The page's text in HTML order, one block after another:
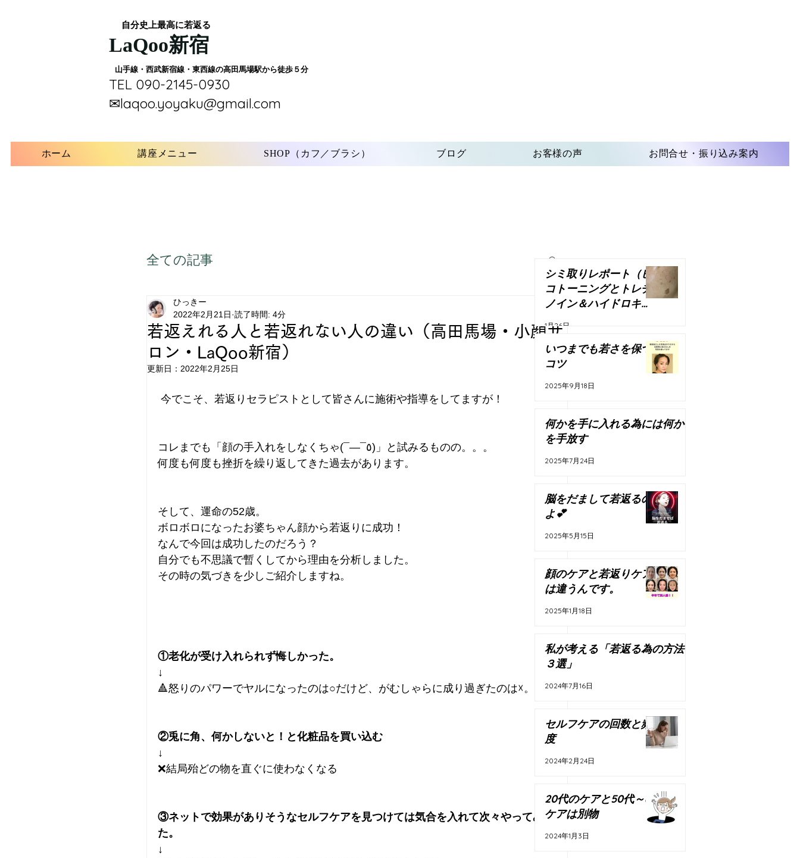
​自分史上最高に若返る
​LaQoo新宿
​山手線・西武新宿線・東西線の高田馬場駅から徒歩５分
​TEL 090-2145-0930
​✉laqoo.yoyaku@gmail.com
ホーム 講座メニュー SHOP（カフ／ブラシ） ブログ お客様の声 お問合せ・振り込み案内
全ての記事
若返えれる人と若返れない人の違い（高田馬場・小顔サ
ロン・LaQoo新宿）
ひっきー
2022年2月21日 読了時間: 4分
更新日： 2022年2月25日
今でこそ、若返りセラピストとして皆さんに施術や指導をしてますが！
コレまでも「顔の手入れをしなくちゃ(¯―¯٥)」と試みるものの。。。
何度も何度も挫折を繰り返してきた過去があります。
そして、運命の52歳。
ボロボロになったお婆ちゃん顔から若返りに成功！
なんで今回は成功したのだろう？
自分でも不思議で暫くしてから理由を分析しました。
その時の気づきを少しご紹介しますね。
①老化が受け入れられず悔しかった。
↓
🔺怒りのパワーでヤルになったのは○だけど、がむしゃらに成り過ぎたのは☓。
②兎に角、何かしないと！と化粧品を買い込む
↓
❌結局殆どの物を直ぐに使わなくなる
③ネットで効果がありそうなセルフケアを見つけては気合を入れて次々やってみ
た。
↓
シミ取りレポート（ピ
コトーニングとトレチ
ノイン＆ハイドロキノ
1月26日
いつまでも若さを保つ
コツ
2025年9月18日
何かを手に入れる為には何か
を手放す
2025年7月24日
脳をだまして若返るの
よ💕
2025年5月15日
顔のケアと若返りケア
は違うんです。
2025年1月18日
私が考える「若返る為の方法
３選」
2024年7月16日
セルフケアの回数と頻
度
2024年2月24日
20代のケアと50代～の
ケアは別物
2024年1月3日